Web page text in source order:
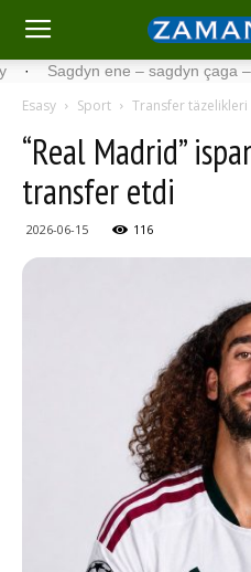
ene – sagdyn çaga – sagdyn
Esasy Sport Transfer täzelikleri
“Real Madrid”
transfer etdi
2026-06-15 116